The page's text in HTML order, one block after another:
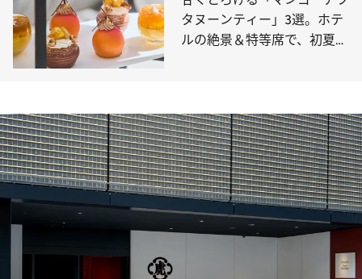
タヌーンティー」3選。ホテ
ルの絶景＆特等席で、初夏の